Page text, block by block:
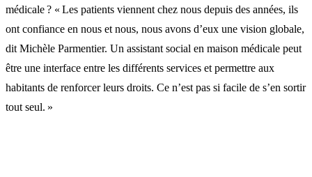
médicale ? « Les patients viennent chez nous depuis des années, ils
ont confiance en nous et nous, nous avons d’eux une vision globale,
dit Michèle Parmentier. Un assistant social en maison médicale peut
être une interface entre les différents services et permettre aux
habitants de renforcer leurs droits. Ce n’est pas si facile de s’en sortir
tout seul. »